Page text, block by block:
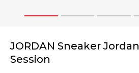
1 2 3
JORDAN Sneaker Jordan
Session